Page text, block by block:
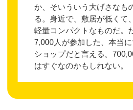
か、そいういう大げさなも
る。身近で、敷居が低くて
軽量コンパクトなものだ。
7,000人が参加した、本当
ショップだと言える。
はすぐなのかもしれない。